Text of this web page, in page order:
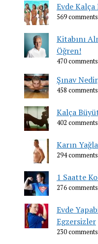
Evde
569 comments
Kitabını
Öğren!
470 comments
Şınav
458 comments
Kalça
402 comments
Karın
294 comments
1 Saatte
276 comments
Evde
Egzersizler
230 comments